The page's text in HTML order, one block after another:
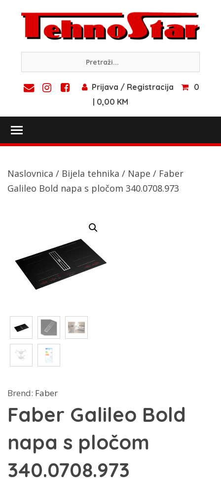
content
Prijava / Registracija
0
| 0,00 KM
Naslovnica / Bijela tehnika / Nape / Faber
Galileo Bold napa s pločom 340.0708.973
Brend: Faber
Faber Galileo Bold
napa s pločom
340.0708.973